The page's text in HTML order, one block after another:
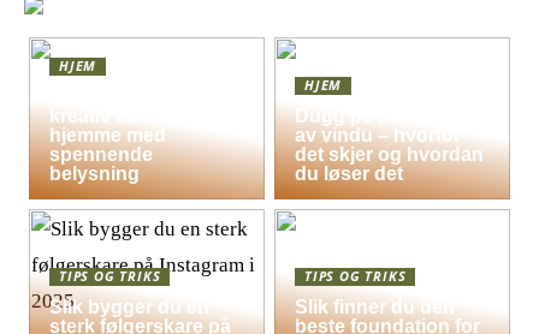
HJEM
kreativ atmosfære
hjemme med
spennende
belysning
HJEM
Dugg på indersiden
av vindu – hvorfor
det skjer og hvordan
du løser det
TIPS OG TRIKS
Slik bygger du en
sterk følgerskare på
TIPS OG TRIKS
Slik finner du den
beste foundation for